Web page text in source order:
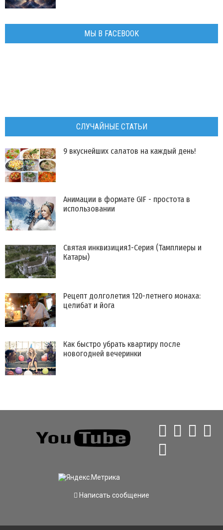
МЫ В FACEBOOK
СЛУЧАЙНЫЕ СТАТЬИ
9 вкуснейших салатов на каждый день!
Анимации в формате GIF - простота в
использовании
Святая инквизиция.1-Серия (Тамплиеры и
Катары)
Рецепт долголетия 120-летнего монаха:
целибат и йога
Как быстро убрать квартиру после
новогодней вечеринки
Написать сообщение